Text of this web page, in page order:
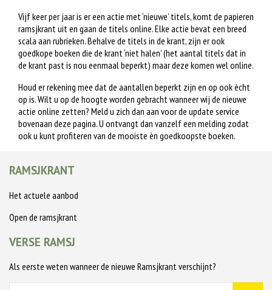
Vijf keer per jaar is er een actie met ‘nieuwe’ titels, komt de papieren
ramsjkrant uit en gaan de titels online. Elke actie bevat een breed
scala aan rubrieken. Behalve de titels in de krant, zijn er ook
goedkope boeken die de krant ‘niet halen’ (het aantal titels dat in
de krant past is nou eenmaal beperkt) maar deze komen wel online.
Houd er rekening mee dat de aantallen beperkt zijn en op ook ècht
op is. Wilt u op de hoogte worden gebracht wanneer wij de nieuwe
actie online zetten? Meld u zich dan aan voor de update service
bovenaan deze pagina. U ontvangt dan vanzelf een melding zodat
ook u kunt profiteren van de mooiste èn goedkoopste boeken.
RAMSJKRANT
Het actuele aanbod
Open de ramsjkrant
VERSE RAMSJ
Als eerste weten wanneer de nieuwe Ramsjkrant verschijnt?